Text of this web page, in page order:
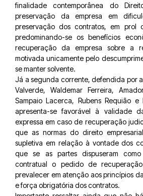
finalidade contemporânea do
preservação da empresa em
preservação dos contratos, em prol
predominando-se os benefícios
recuperação da empresa sobre a
motivada unicamente pelo
se manter solvente.
Já a segunda corrente, defendida por
Valverde, Waldemar Ferreira,
Sampaio Lacerca, Rubens Requião e
apresenta-se favorável à validade
expressa em caso de recuperação
que as normas do direito
supletiva em relação à vontade dos
que se as partes dispuseram
contratual o pedido de
prevalecer em atenção aos princípios
e força obrigatória dos contratos.